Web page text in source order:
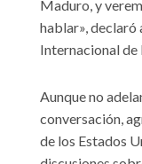
Maduro, y
hablar», declaró
Internacional de
Aunque no
conversación,
de los Estados